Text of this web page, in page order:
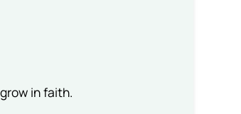
in faith.